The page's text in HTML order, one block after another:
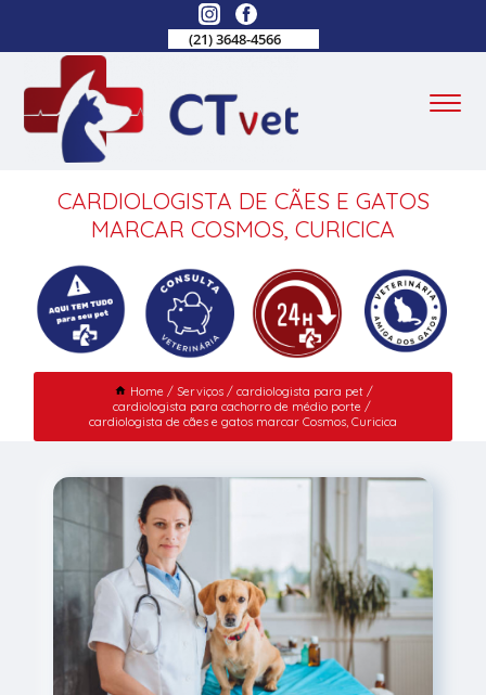
(21) 3648-4566
CARDIOLOGISTA DE CÃES E GATOS
MARCAR COSMOS, CURICICA
Home Serviços
cardiologista para pet
cardiologista para cachorro de médio porte
cardiologista de cães e gatos marcar Cosmos, Curicica